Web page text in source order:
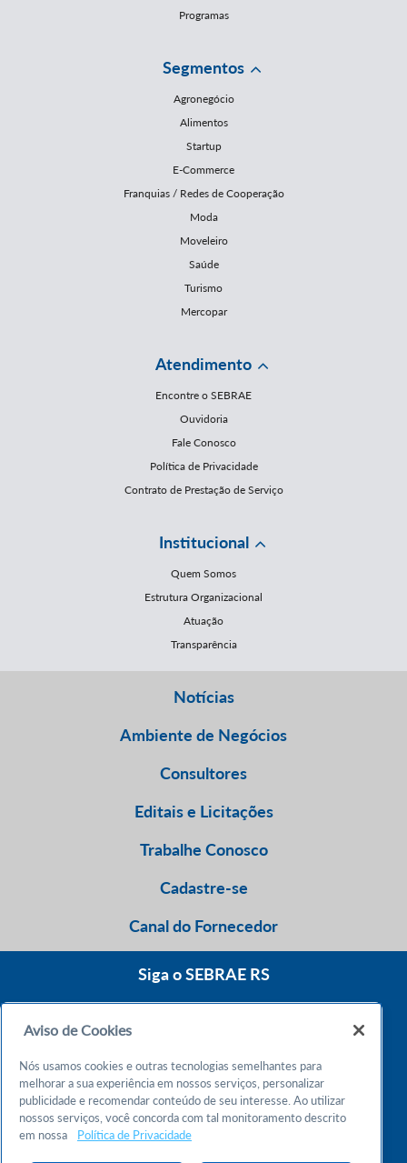
Programas
Segmentos
Agronegócio
Alimentos
Startup
E-Commerce
Franquias / Redes de Cooperação
Moda
Moveleiro
Saúde
Turismo
Mercopar
Atendimento
Encontre o SEBRAE
Ouvidoria
Fale Conosco
Política de Privacidade
Contrato de Prestação de Serviço
Institucional
Quem Somos
Estrutura Organizacional
Atuação
Transparência
Notícias
Ambiente de Negócios
Consultores
Editais e Licitações
Trabalhe Conosco
Cadastre-se
Canal do Fornecedor
Siga o SEBRAE RS
Atendimento 24h
Chame no WhatsApp
Aviso de Cookies
Nós usamos cookies e outras tecnologias semelhantes para
melhorar a sua experiência em nossos serviços, personalizar
publicidade e recomendar conteúdo de seu interesse. Ao utilizar
nossos serviços, você concorda com tal monitoramento descrito
em nossa
Política de Privacidade